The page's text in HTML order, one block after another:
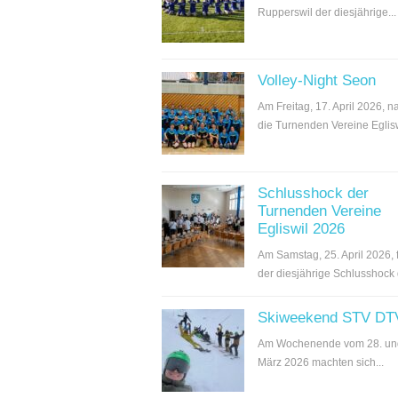
Rupperswil der diesjährige...
Volley-Night Seon
Am Freitag, 17. April 2026,
die Turnenden Vereine
Schlusshock der
Turnenden Vereine
Egliswil 2026
Am Samstag, 25. April 2026,
der diesjährige Schlusshock
Skiweekend STV
Am Wochenende vom 28.
März 2026 machten sich...